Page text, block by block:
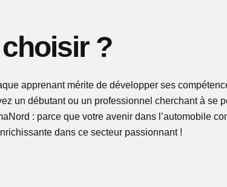
?
apprenant mérite de développer ses
un débutant ou un professionnel cherchant à se
: parce que votre avenir dans l’automobile
dans ce secteur passionnant !